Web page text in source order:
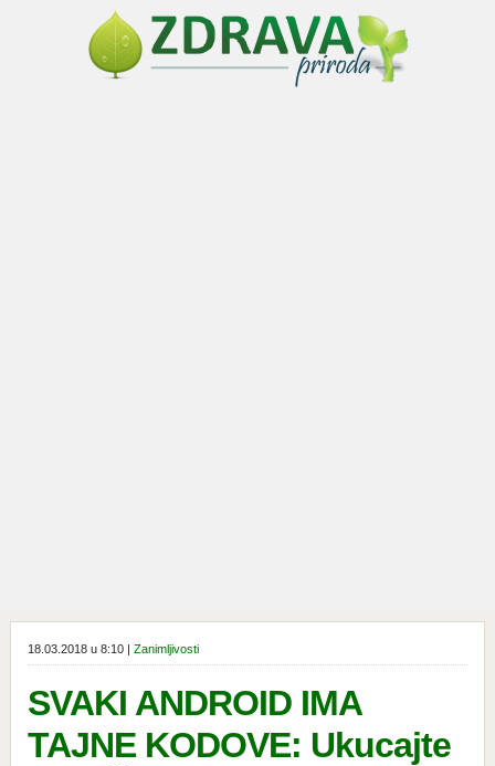
18.03.2018 u 8:10 | Zanimljivosti
SVAKI ANDROID IMA
TAJNE KODOVE: Ukucajte